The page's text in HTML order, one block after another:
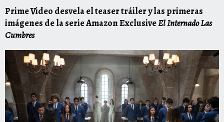
Prime Video desvela el teaser tráiler y las primeras
imágenes de la serie Amazon ExclusiveEl Internado Las
Cumbres